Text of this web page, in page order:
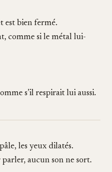
est bien fermé.
comme si le métal lui-
s’il respirait lui aussi.
les yeux dilatés.
aucun son ne sort.